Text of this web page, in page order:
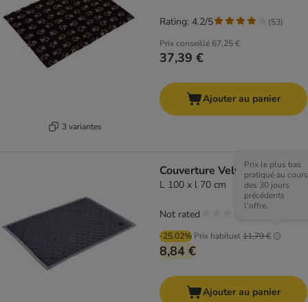
3 variantes
Prix conseillé 67,25 €
37,39 €
Rating: 4.2/5 (53)
Ajouter au panier
Couverture Velvet
L 100 x l 70 cm
-25.02% Prix habituel11,79 €
Prix le plus bas
pratiqué au cours
des 30 jours
précédents
l'offre.
8,84 €
Not rated
Ajouter au panier